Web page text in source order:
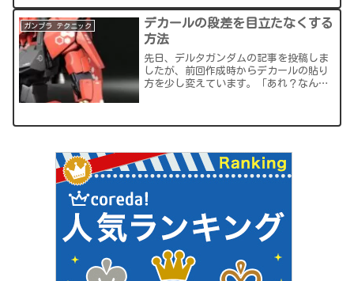
装からやり直しとか）わざ...
ガンプラ テクニック
デカールの段差を目立たなくする
方法
先日、デルタガンダムの記事を投稿しま
したが、前回作成時からデカールの貼り
方を少し変えています。「あれ？なんか